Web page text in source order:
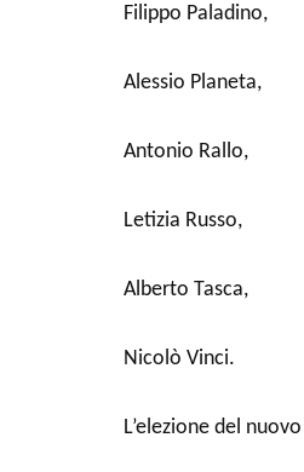
Filippo Paladino,
Alessio Planeta,
Antonio Rallo,
Letizia Russo,
Alberto Tasca,
Nicolò Vinci.
L’elezione del